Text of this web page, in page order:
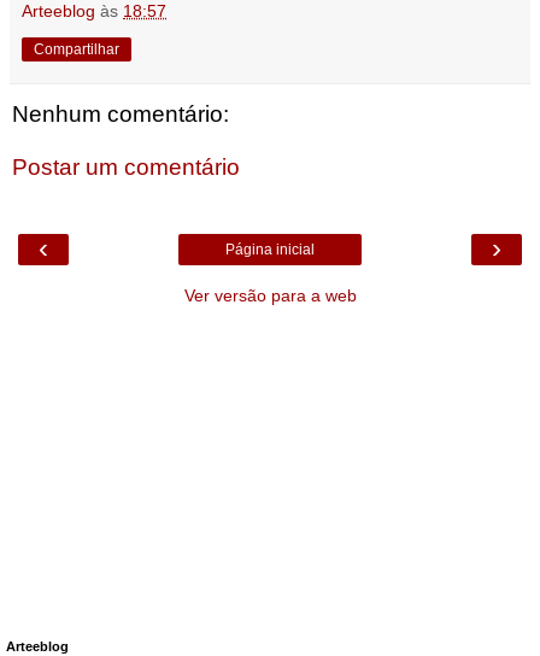
Arteeblog às 18:57
Compartilhar
Nenhum comentário:
Postar um comentário
‹ ›
Página inicial
Ver versão para a web
Arteeblog